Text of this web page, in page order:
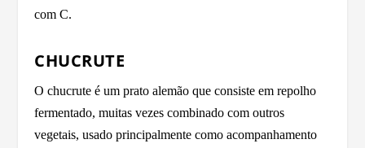
com C.
CHUCRUTE
O chucrute é um prato alemão que consiste em repolho
fermentado, muitas vezes combinado com outros
vegetais, usado principalmente como acompanhamento